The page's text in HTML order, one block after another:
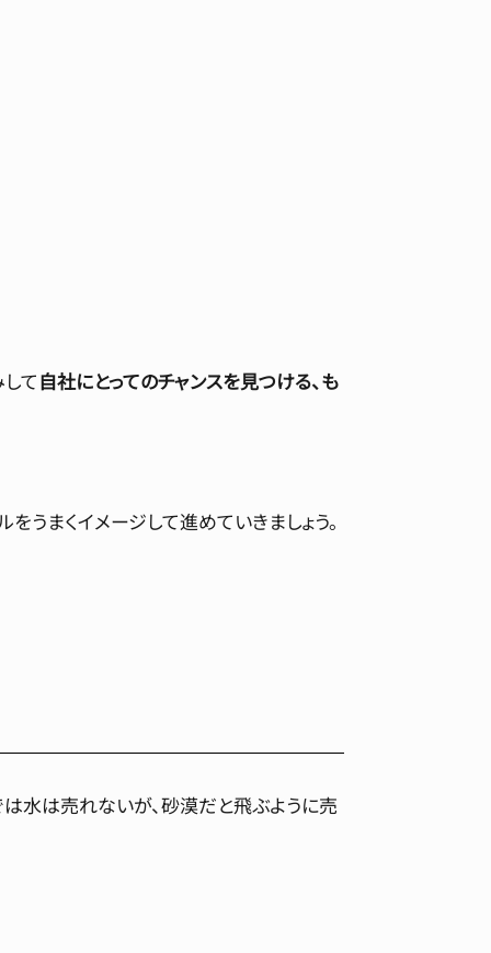
て自社にとってのチャンスを見つける、も
うまくイメージして進めていきましょう。
は水は売れないが、砂漠だと飛ぶように売